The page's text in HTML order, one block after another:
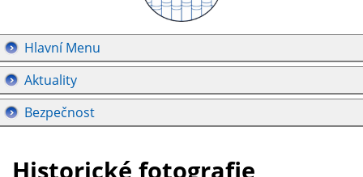
Hlavní Menu
Aktuality
Bezpečnost
Historické fotografie